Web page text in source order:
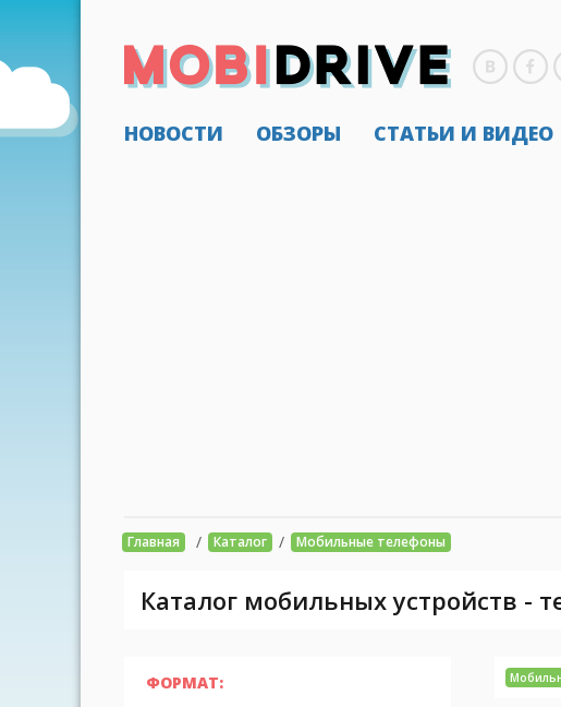
НОВОСТИ ОБЗОРЫ СТАТЬИ И ВИДЕО
Главная / Каталог / Мобильные телефоны
Каталог мобильных устройств
ФОРМАТ: